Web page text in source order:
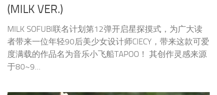
(MILK VER.)
MILK SOFUBI联名计划第12弹开启星探摸式，为广大读
者带来一位年轻90后美少女设计师CIECY，带来这款可爱
度满载的作品名为音乐小飞船TAPOO！ 其创作灵感来源
于80~9...